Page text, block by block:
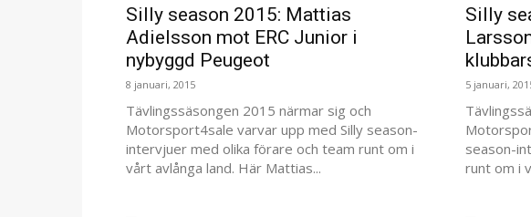
Silly season 2015: Mattias
Adielsson mot ERC Junior i
nybyggd Peugeot
8 januari, 2015
Tävlingssäsongen 2015 närmar sig och
Motorsport4sale varvar upp med Silly season-
intervjuer med olika förare och team runt om i
vårt avlånga land. Här Mattias...
Silly
5 januari,
season-
runt om i